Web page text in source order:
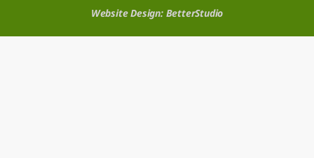
Website Design: BetterStudio